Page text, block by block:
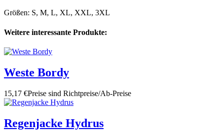
Größen: S, M, L, XL, XXL, 3XL
Weitere interessante Produkte:
Weste Bordy
15,17 €Preise sind Richtpreise/Ab-Preise
Regenjacke Hydrus